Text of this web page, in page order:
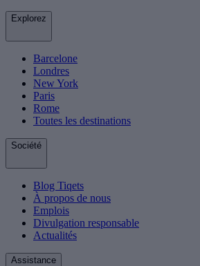
Explorez
Barcelone
Londres
New York
Paris
Rome
Toutes les destinations
Société
Blog Tiqets
À propos de nous
Emplois
Divulgation responsable
Actualités
Assistance